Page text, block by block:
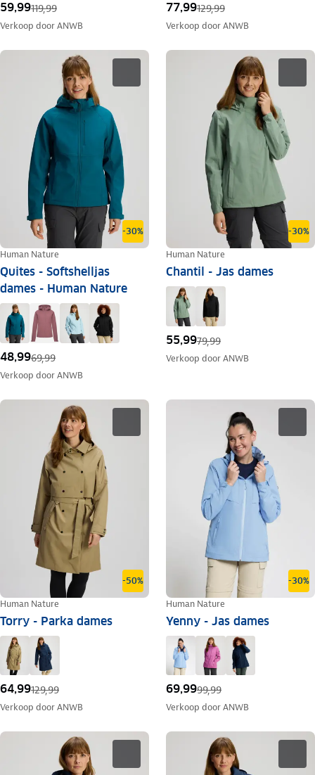
59,99119,99
Verkoop doorANWB
77,99129,99
Verkoop doorANWB
-30%
Human Nature
Quites - Softshelljas
dames - Human Nature
48,9969,99
Verkoop doorANWB
-30%
Human Nature
Chantil - Jas dames
55,9979,99
Verkoop doorANWB
-50%
Human Nature
Torry - Parka dames
64,99129,99
Verkoop doorANWB
-30%
Human Nature
Yenny - Jas dames
69,9999,99
Verkoop doorANWB